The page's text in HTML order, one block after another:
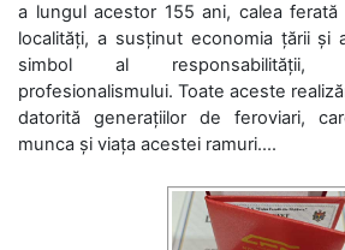
a lungul acestor 155 ani, calea
localități, a susținut economia țării și
simbol al responsabilității,
profesionalismului. Toate aceste
datorită generațiilor de feroviari,
munca și viața acestei ramuri....